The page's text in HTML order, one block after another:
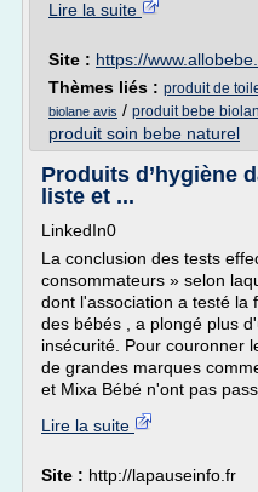
Lire la suite
Site : https://
Thèmes liés : produit de
biolane avis / produit bebe
produit soin bebe naturel
Produits d’hygiène
liste et ...
LinkedIn0
La conclusion des tests
consommateurs » selon
dont l'association a testé la
des bébés , a plongé plus
insécurité. Pour couronner
de grandes marques
et Mixa Bébé n'ont pas
Lire la suite
Site : http://lapauseinfo.fr